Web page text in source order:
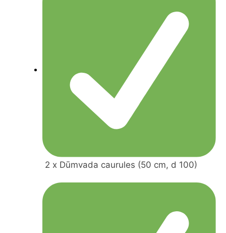
2 x Dūmvada caurules (50 cm, d 100)